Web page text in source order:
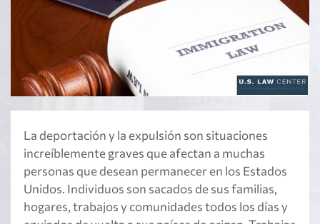
La deportación y la expulsión son situaciones
increíblemente graves que afectan a muchas
personas que desean permanecer en los Estados
Unidos. Individuos son sacados de sus familias,
hogares, trabajos y comunidades todos los días y